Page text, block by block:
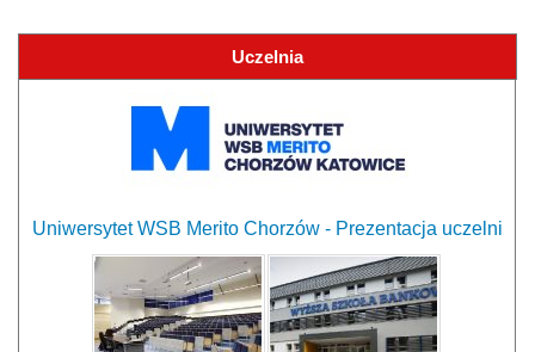
Uczelnia
Uniwersytet WSB Merito Chorzów - Prezentacja uczelni